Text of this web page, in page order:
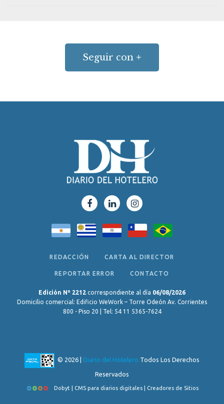
Seguir con +
REDACCIÓN CARTA AL DIRECTOR
REPORTAR ERROR CONTACTO
Edición Nº 2212 correspondiente al día 06/08/2026
Domicilio comercial: Edificio WeWork – Torre Odeón Av. Corrientes
800 - Piso 20 | Tel: 54 11 5365-7624
© 2026 | Diario del Hotelero Todos Los Derechos
Reservados
Dobyt | CMS para diarios digitales | Creadores de Sitios